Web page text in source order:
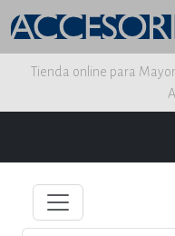
Tienda online para